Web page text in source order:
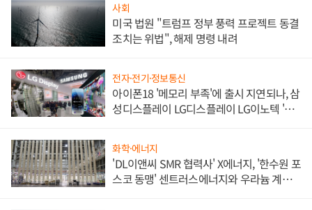
사회
미국 법원 "트럼프 정부 풍력 프로젝트 동결
조치는 위법", 해제 명령 내려
전자·전기·정보통신
아이폰18 '메모리 부족'에 출시 지연되나, 삼
성디스플레이 LG디스플레이 LG이노텍 '탈
화학·에너지
'DL이앤씨 SMR 협력사' X에너지, '한수원 포
스코 동맹' 센트러스에너지와 우라늄 계약